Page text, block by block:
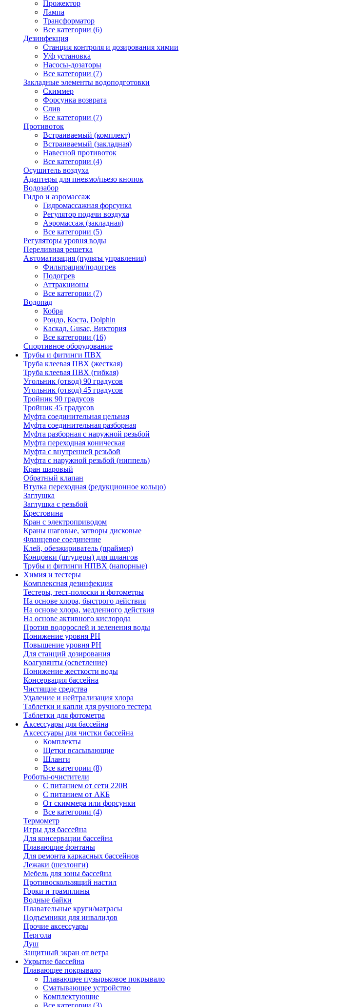
Прожектор
Лампа
Трансформатор
Все категории (6)
Дезинфекция
Станция контроля и дозирования химии
У/ф установка
Насосы-дозаторы
Все категории (7)
Закладные элементы водоподготовки
Скиммер
Форсунка возврата
Слив
Все категории (7)
Противоток
Встраиваемый (комплект)
Встраиваемый (закладная)
Навесной противоток
Все категории (4)
Осушитель воздуха
Адаптеры для пневмо/пьезо кнопок
Водозабор
Гидро и аэромассаж
Гидромассажная форсунка
Регулятор подачи воздуха
Аэромассаж (закладная)
Все категории (5)
Регуляторы уровня воды
Переливная решетка
Автоматизация (пульты управления)
Фильтрация/подогрев
Подогрев
Аттракционы
Все категории (7)
Водопад
Кобра
Рондо, Коста, Dolphin
Каскад, Gusac, Виктория
Все категории (16)
Спортивное оборудование
Трубы и фитинги ПВХ
Труба клеевая ПВХ (жесткая)
Труба клеевая ПВХ (гибкая)
Угольник (отвод) 90 градусов
Угольник (отвод) 45 градусов
Тройник 90 градусов
Тройник 45 градусов
Муфта соединительная цельная
Муфта соединительная разборная
Муфта разборная с наружной резьбой
Муфта переходная коническая
Муфта с внутренней резьбой
Муфта с наружной резьбой (ниппель)
Кран шаровый
Обратный клапан
Втулка переходная (редукционное кольцо)
Заглушка
Заглушка с резьбой
Крестовина
Кран с электроприводом
Краны шаговые, затворы дисковые
Фланцевое соединение
Клей, обезжириватель (праймер)
Концовки (штуцеры) для шлангов
Трубы и фитинги НПВХ (напорные)
Химия и тестеры
Комплексная дезинфекция
Тестеры, тест-полоски и фотометры
На основе хлора, быстрого действия
На основе хлора, медленного действия
На основе активного кислорода
Против водорослей и зеленения воды
Понижение уровня РН
Повышение уровня РН
Для станций дозирования
Коагулянты (осветление)
Понижение жесткости воды
Консервация бассейна
Чистящие средства
Удаление и нейтрализация хлора
Таблетки и капли для ручного тестера
Таблетки для фотометра
Аксессуары для бассейна
Аксессуары для чистки бассейна
Комплекты
Щетки всасывающие
Шланги
Все категории (8)
Роботы-очистители
С питанием от сети 220В
С питанием от АКБ
От скиммера или форсунки
Все категории (4)
Термометр
Игры для бассейна
Для консервации бассейна
Плавающие фонтаны
Для ремонта каркасных бассейнов
Лежаки (шезлонги)
Мебель для зоны бассейна
Противоскользящий настил
Горки и трамплины
Водные байки
Плавательные круги/матрасы
Подъемники для инвалидов
Прочие аксессуары
Пергола
Душ
Защитный экран от ветра
Укрытие бассейна
Плавающее покрывало
Плавающее пузырьковое покрывало
Сматывающее устройство
Комплектующие
Все категории (3)